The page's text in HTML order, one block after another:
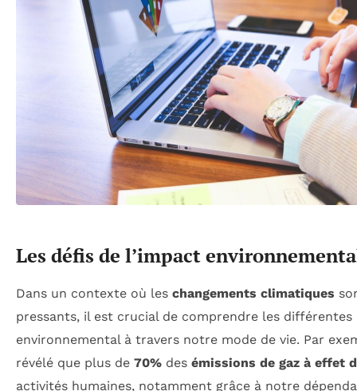
Les défis de l’impact
Dans un contexte où les changements climatiques
pressants, il est crucial de comprendre les différentes
environnemental à travers notre mode de vie. Par
révélé que plus de 70% des émissions de gaz à effet
activités humaines, notamment grâce à notre